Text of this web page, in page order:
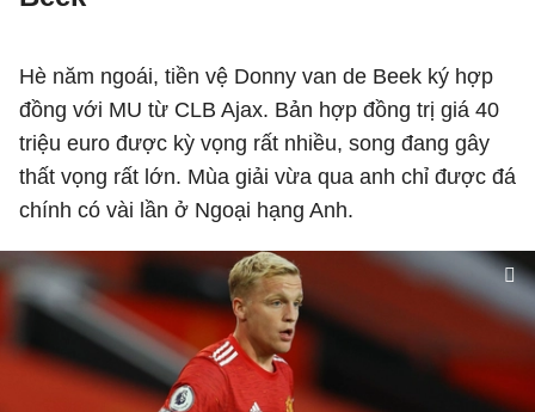
Hè năm ngoái, tiền vệ Donny van de Beek ký hợp
đồng với MU từ CLB Ajax. Bản hợp đồng trị giá 40
triệu euro được kỳ vọng rất nhiều, song đang gây
thất vọng rất lớn. Mùa giải vừa qua anh chỉ được đá
chính có vài lần ở Ngoại hạng Anh.